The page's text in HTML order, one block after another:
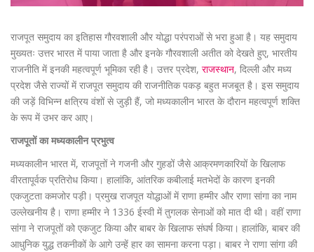
राजपूत समुदाय का इतिहास गौरवशाली और योद्धा परंपराओं से भरा हुआ है। यह समुदाय
मुख्यतः उत्तर भारत में पाया जाता है और इनके गौरवशाली अतीत को देखते हुए, भारतीय
राजनीति में इनकी महत्वपूर्ण भूमिका रही है। उत्तर प्रदेश, राजस्थान, दिल्ली और मध्य
प्रदेश जैसे राज्यों में राजपूत समुदाय की राजनीतिक पकड़ बहुत मजबूत है। इस समुदाय
की जड़ें विभिन्न क्षत्रिय वंशों से जुड़ी हैं, जो मध्यकालीन भारत के दौरान महत्वपूर्ण शक्ति
के रूप में उभर कर आए।
राजपूतों का मध्यकालीन प्रभुत्व
मध्यकालीन भारत में, राजपूतों ने गजनी और गुहडों जैसे आक्रमणकारियों के खिलाफ
वीरतापूर्वक प्रतिरोध किया। हालांकि, आंतरिक कबीलाई मतभेदों के कारण इनकी
एकजुटता कमजोर पड़ी। प्रमुख राजपूत योद्धाओं में राणा हम्मीर और राणा सांगा का नाम
उल्लेखनीय है। राणा हम्मीर ने 1336 ईस्वी में तुगलक सेनाओं को मात दी थी। वहीं राणा
सांगा ने राजपूतों को एकजुट किया और बाबर के खिलाफ संघर्ष किया। हालांकि, बाबर की
आधुनिक युद्ध तकनीकों के आगे उन्हें हार का सामना करना पड़ा। बाबर ने राणा सांगा की